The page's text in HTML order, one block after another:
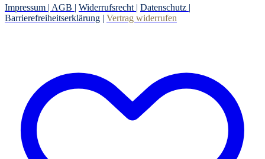
Impressum | AGB | Widerrufsrecht | Datenschutz |
Barrierefreiheitserklärung | Vertrag widerrufen